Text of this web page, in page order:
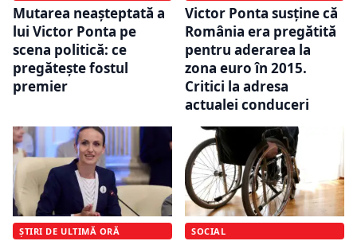
Mutarea neașteptată a
lui Victor Ponta pe
scena politică: ce
pregătește fostul
premier
Victor Ponta susține că
România era pregătită
pentru aderarea la
zona euro în 2015.
Critici la adresa
actualei conduceri
ȘTIRI DE ULTIMĂ ORĂ SOCIAL